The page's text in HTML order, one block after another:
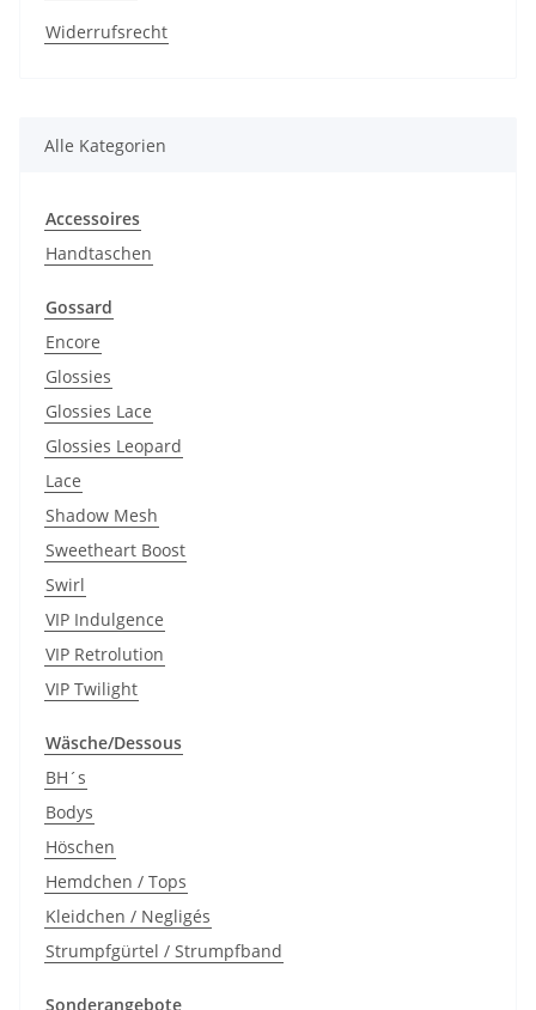
Widerrufsrecht
Alle Kategorien
Accessoires
Handtaschen
Gossard
Encore
Glossies
Glossies Lace
Glossies Leopard
Lace
Shadow Mesh
Sweetheart Boost
Swirl
VIP Indulgence
VIP Retrolution
VIP Twilight
Wäsche/Dessous
BH´s
Bodys
Höschen
Hemdchen / Tops
Kleidchen / Negligés
Strumpfgürtel / Strumpfband
Sonderangebote